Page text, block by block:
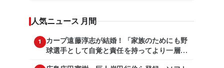
人気ニュース 月間
1
カープ遠藤淳志が結婚！「家族のためにも野
球選手として自覚と責任を持ってより一層頑